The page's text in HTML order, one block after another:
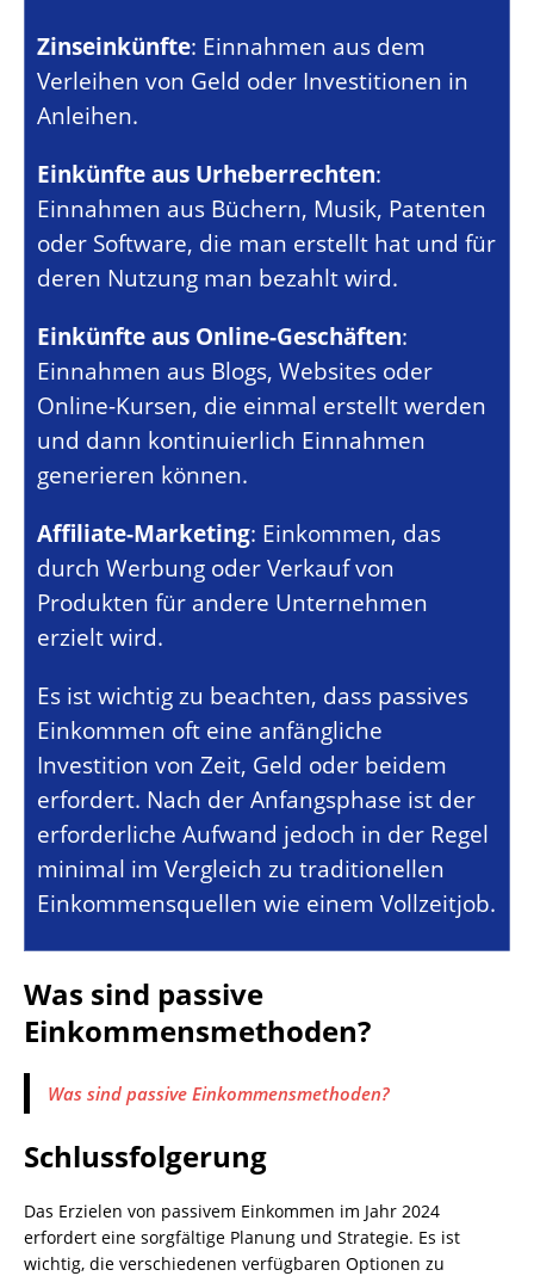
Zinseinkünfte: Einnahmen aus dem
Verleihen von Geld oder Investitionen in
Anleihen.
Einkünfte aus Urheberrechten:
Einnahmen aus Büchern, Musik, Patenten
oder Software, die man erstellt hat und für
deren Nutzung man bezahlt wird.
Einkünfte aus Online-Geschäften:
Einnahmen aus Blogs, Websites oder
Online-Kursen, die einmal erstellt werden
und dann kontinuierlich Einnahmen
generieren können.
Affiliate-Marketing: Einkommen, das
durch Werbung oder Verkauf von
Produkten für andere Unternehmen
erzielt wird.
Es ist wichtig zu beachten, dass passives
Einkommen oft eine anfängliche
Investition von Zeit, Geld oder beidem
erfordert. Nach der Anfangsphase ist der
erforderliche Aufwand jedoch in der Regel
minimal im Vergleich zu traditionellen
Einkommensquellen wie einem Vollzeitjob.
Was sind passive
Einkommensmethoden?
Was sind passive Einkommensmethoden?
Schlussfolgerung
Das Erzielen von passivem Einkommen im Jahr 2024
erfordert eine sorgfältige Planung und Strategie. Es ist
wichtig, die verschiedenen verfügbaren Optionen zu